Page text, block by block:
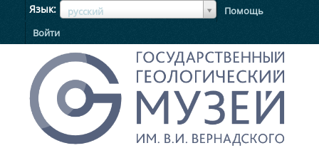
Язык русский
ЯзыкЯзык
Помощь
Войти